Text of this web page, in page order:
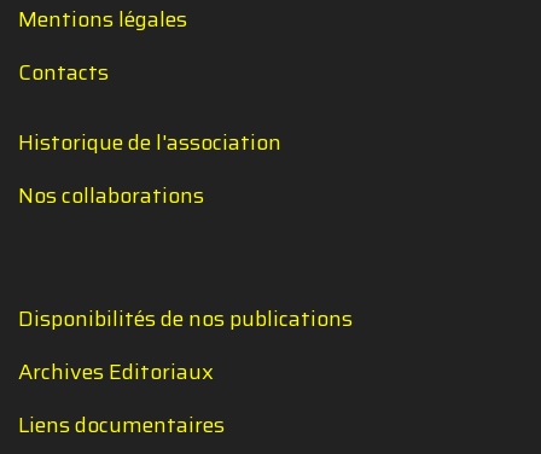
Mentions légales
Contacts
Historique de l'association
Nos collaborations
Disponibilités de nos publications
Archives Editoriaux
Liens documentaires